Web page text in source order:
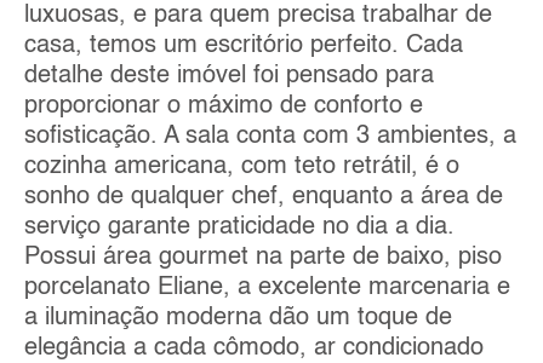
luxuosas, e para quem precisa trabalhar de
casa, temos um escritório perfeito. Cada
detalhe deste imóvel foi pensado para
proporcionar o máximo de conforto e
sofisticação. A sala conta com 3 ambientes, a
cozinha americana, com teto retrátil, é o
sonho de qualquer chef, enquanto a área de
serviço garante praticidade no dia a dia.
Possui área gourmet na parte de baixo, piso
porcelanato Eliane, a excelente marcenaria e
a iluminação moderna dão um toque de
elegância a cada cômodo, ar condicionado